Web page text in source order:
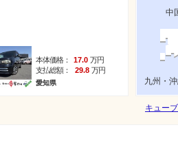
本体価格： 17.0 万円
支払総額：
29.8 万円
愛知県
中
九州・沖
キュー